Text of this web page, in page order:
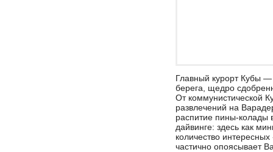
Главный курорт Кубы
берега, щедро
От коммунистической
развлечений на
распитие пины-колады
дайвинге: здесь как
количество
частично опоясывает